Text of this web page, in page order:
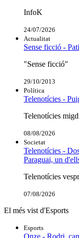
InfoK
24/07/2026
Actualitat
Sense ficció -
"Sense ficció"
29/10/2013
Política
Telenotícies -
Telenotícies
08/08/2026
Societat
Telenotícies -
Paraguai, un
Telenotícies
07/08/2026
El més vist d'Esports
Esports
Onze - Rodri,